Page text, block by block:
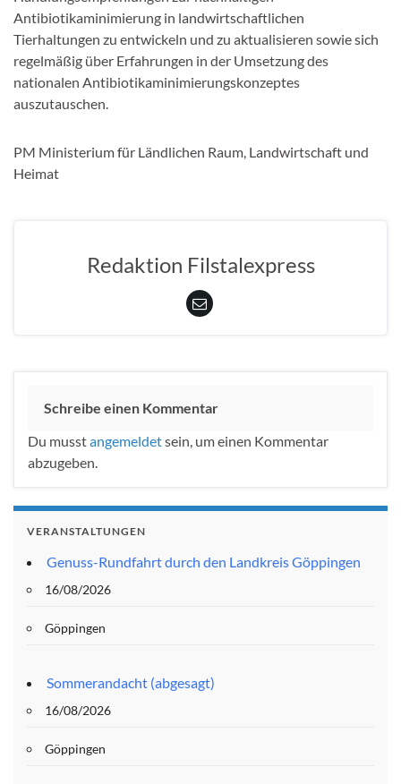
Antibiotikaminimierung in landwirtschaftlichen
Tierhaltungen zu entwickeln und zu aktualisieren sowie sich
regelmäßig über Erfahrungen in der Umsetzung des
nationalen Antibiotikaminimierungskonzeptes
auszutauschen.
PM Ministerium für Ländlichen Raum, Landwirtschaft und
Heimat
Redaktion Filstalexpress
Schreibe einen Kommentar
Du musstangemeldetsein, um einen Kommentar
abzugeben.
VERANSTALTUNGEN
Genuss-Rundfahrt durch den Landkreis Göppingen
16/08/2026
Göppingen
Sommerandacht (abgesagt)
16/08/2026
Göppingen